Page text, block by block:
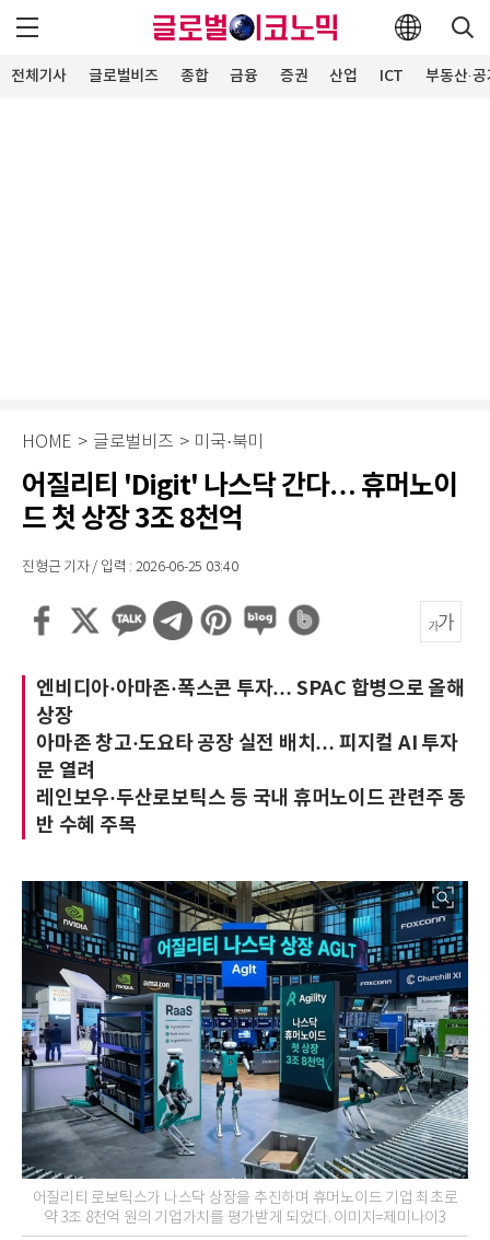
전체기사 글로벌비즈 종합 금융 증권 산업 ICT 부동산·
HOME > 글로벌비즈 > 미국·북미
어질리티 'Digit' 나스닥 간다… 휴머노이
드 첫 상장 3조 8천억
진형근 기자 / 입력 : 2026-06-25 03:40
엔비디아·아마존·폭스콘 투자… SPAC 합병으로 올해
상장
아마존 창고·도요타 공장 실전 배치… 피지컬 AI 투자
문 열려
레인보우·두산로보틱스 등 국내 휴머노이드 관련주 동
반 수혜 주목
어질리티 로보틱스가 나스닥 상장을 추진하며 휴머노이드 기업 최초로
약 3조 8천억 원의 기업가치를 평가받게 되었다. 이미지=제미나이3